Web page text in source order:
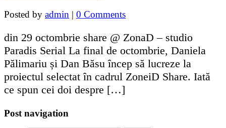
Posted by admin | 0 Comments
din 29 octombrie share @ ZonaD – studio
Paradis Serial La final de octombrie, Daniela
Pălimariu și Dan Băsu încep să lucreze la
proiectul selectat în cadrul ZoneiD Share. Iată
ce spun cei doi despre […]
Post navigation